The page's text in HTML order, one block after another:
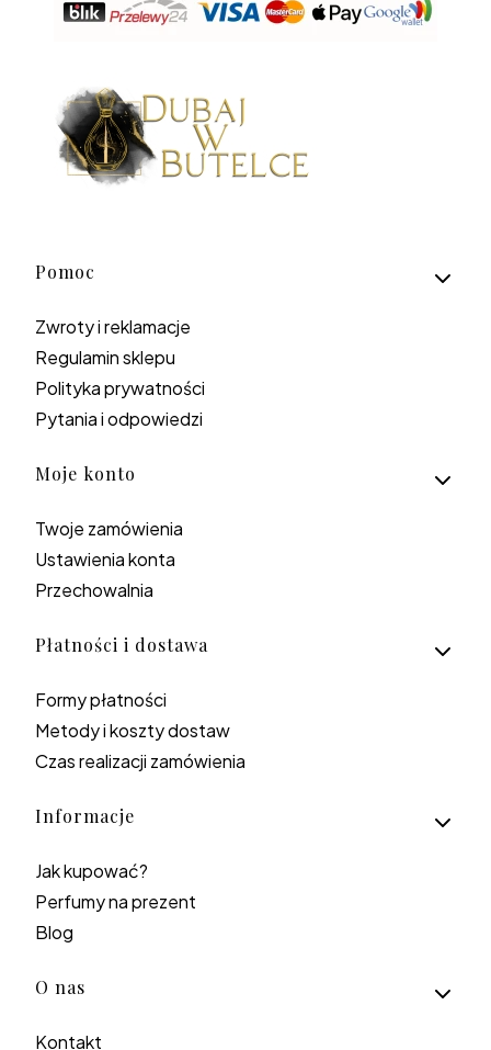
Linki w stopce
Pomoc
Zwroty i reklamacje
Regulamin sklepu
Polityka prywatności
Pytania i odpowiedzi
Moje konto
Twoje zamówienia
Ustawienia konta
Przechowalnia
Płatności i dostawa
Formy płatności
Metody i koszty dostaw
Czas realizacji zamówienia
Informacje
Jak kupować?
Perfumy na prezent
Blog
O nas
Kontakt